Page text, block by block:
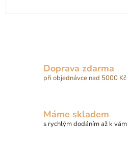
Doprava zdarma
při objednávce nad 5000 Kč
Máme skladem
s rychlým dodáním až k vám